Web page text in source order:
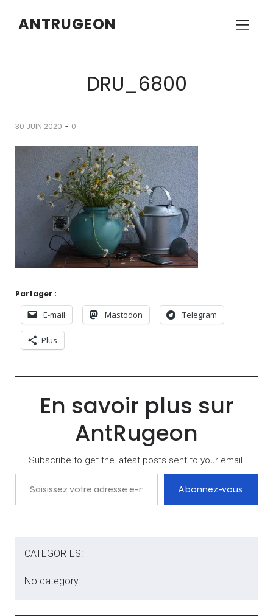
ANTRUGEON
DRU_6800
30 JUIN 2020 - 0
Partager :
E-mail Mastodon Telegram
Plus
En savoir plus sur
AntRugeon
Subscribe to get the latest posts sent to your email.
Saisissez votre adresse e-mail…
Abonnez-vous
CATEGORIES:
No category